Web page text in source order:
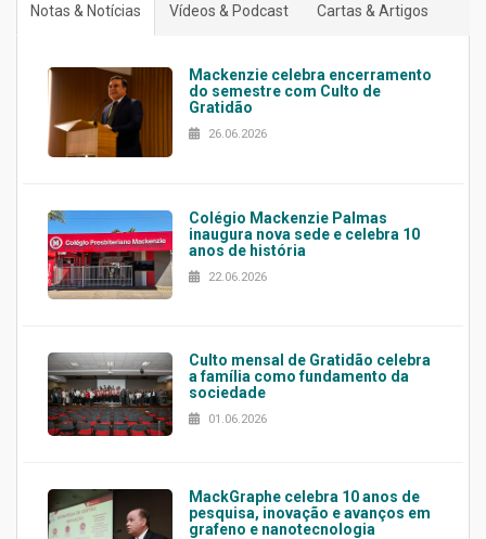
Notas & Notícias Vídeos & Podcast Cartas & Artigos
Mackenzie celebra encerramento
do semestre com Culto de
Gratidão
26.06.2026
Colégio Mackenzie Palmas
inaugura nova sede e celebra 10
anos de história
22.06.2026
Culto mensal de Gratidão celebra
a família como fundamento da
sociedade
01.06.2026
MackGraphe celebra 10 anos de
pesquisa, inovação e avanços em
grafeno e nanotecnologia